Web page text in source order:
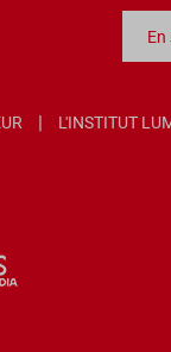
L'INSTITUT